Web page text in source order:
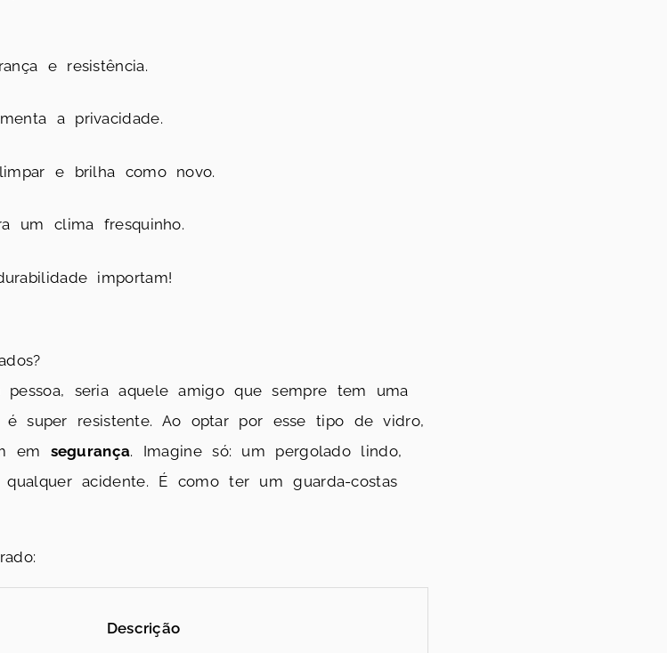
e resistência.
a privacidade.
e brilha como novo.
um clima fresquinho.
importam!
seria aquele amigo que sempre tem uma
super resistente. Ao optar por esse tipo de vidro,
em segurança. Imagine só: um pergolado lindo,
acidente. É como ter um guarda-costas
Descrição